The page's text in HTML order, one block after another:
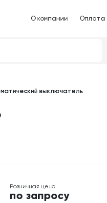
О компании Оплата
выключатель
по запросу